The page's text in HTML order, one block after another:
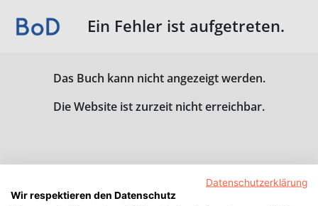
Ein Fehler ist aufgetreten.
Das Buch kann nicht angezeigt werden.
Die Website ist zurzeit nicht erreichbar.
Datenschutzerklärung
Wir respektieren den Datenschutz